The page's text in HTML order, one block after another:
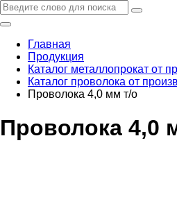
Главная
Продукция
Каталог металлопрокат от
Каталог проволока от
Проволока 4,0 мм т/о
Проволока 4,0